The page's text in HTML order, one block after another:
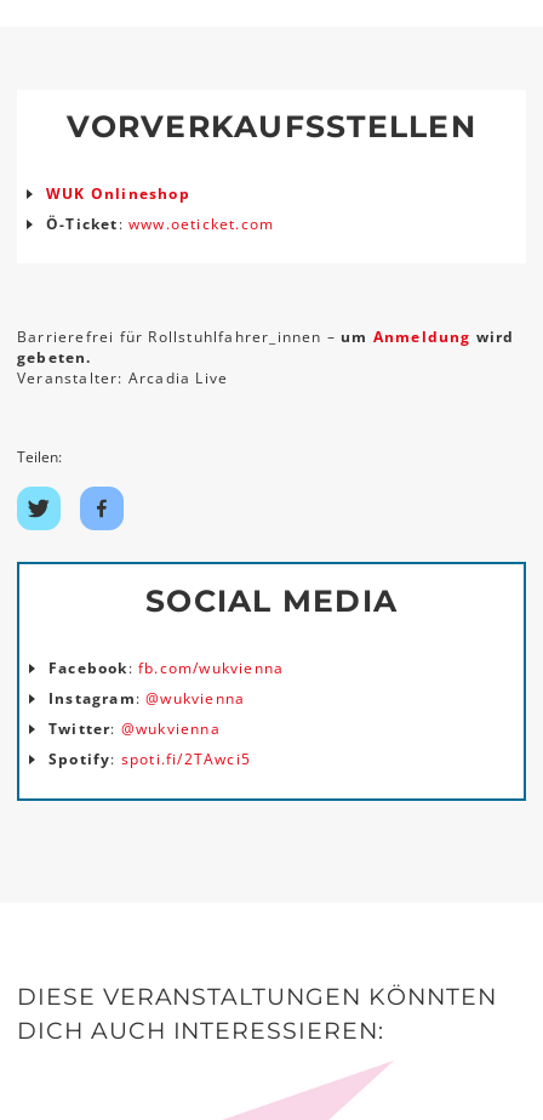
VORVERKAUFSSTELLEN
WUK Onlineshop
Ö-Ticket:www.oeticket.com
Barrierefrei für Rollstuhlfahrer_innen – um Anmeldung wird
gebeten.
Veranstalter: Arcadia Live
Teilen:
Auf
Twitter
Auf
Facebook
SOCIAL MEDIA
Facebook:fb.com/wukvienna
Instagram:@wukvienna
Twitter: @wukvienna
Spotify: spoti.fi/2TAwci5
DIESE VERANSTALTUNGEN KÖNNTEN
DICH AUCH INTERESSIEREN: